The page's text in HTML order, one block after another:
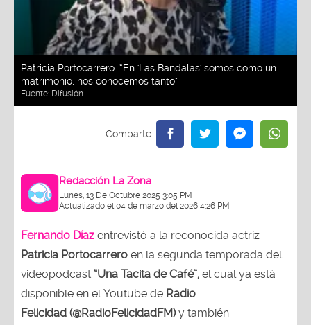
Patricia Portocarrero: “En 'Las Bandalas' somos como un
matrimonio, nos conocemos tanto"
Fuente: Difusión
Redacción La Zona
Lunes, 13 De Octubre 2025 3:05 PM
Actualizado el 04 de marzo del 2026 4:26 PM
Fernando Díaz entrevistó a la reconocida actriz
Patricia Portocarrero en la segunda temporada del
videopodcast “Una Tacita de Café”, el cual ya está
disponible en el Youtube de Radio
Felicidad (@RadioFelicidadFM)y también